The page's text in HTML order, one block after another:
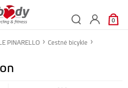
0
PINARELLO
Cestné bicykle